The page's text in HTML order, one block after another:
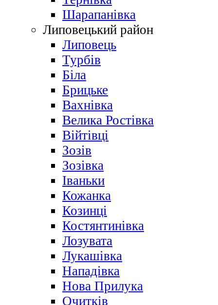
Шарапанівка
Липовецький район
Липовець
Турбів
Біла
Брицьке
Вахнівка
Велика Ростівка
Війтівці
Зозів
Зозівка
Іваньки
Кожанка
Козинці
Костянтинівка
Лозувата
Лукашівка
Нападівка
Нова Прилука
Очитків